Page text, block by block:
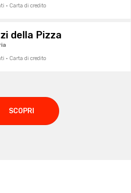
· Carta di credito
della Pizza
· Carta di credito
SCOPRI